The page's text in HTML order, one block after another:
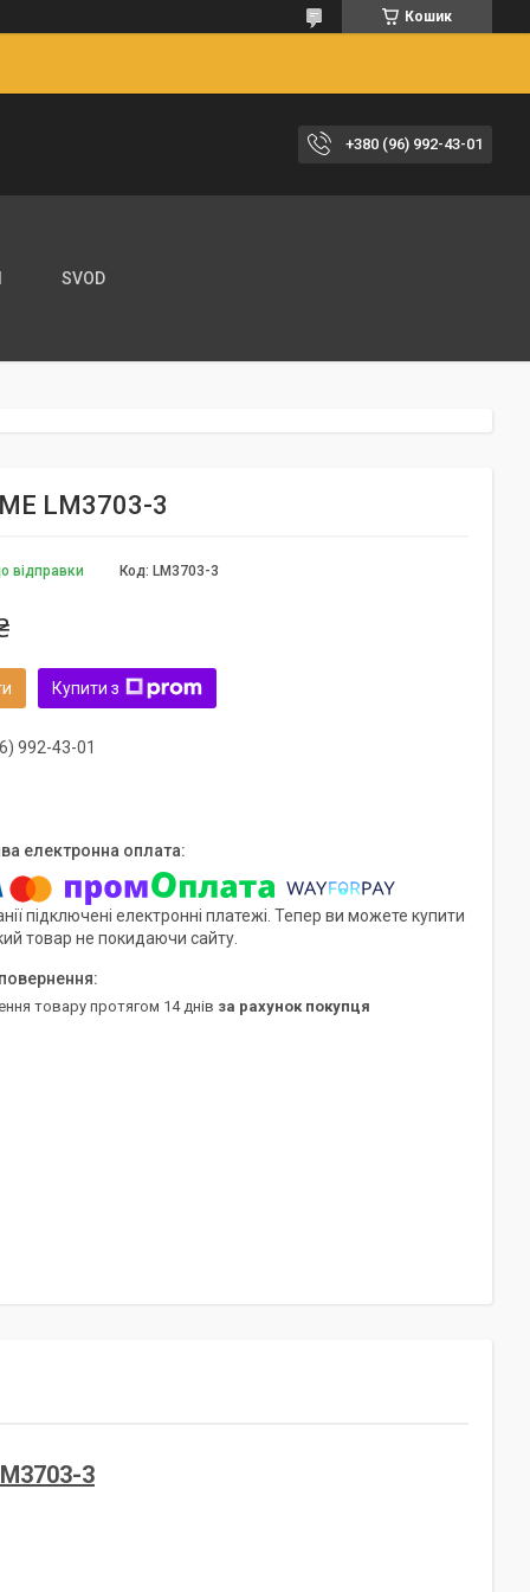
Кошик
+380 (96) 992-43-01
SVOD
LM3703-3
відправки Код: LM3703-3
Купити з
992-43-01
підключені електронні платежі. Тепер ви можете купити
товар не покидаючи сайту.
товару протягом 14 днів за рахунок покупця
3